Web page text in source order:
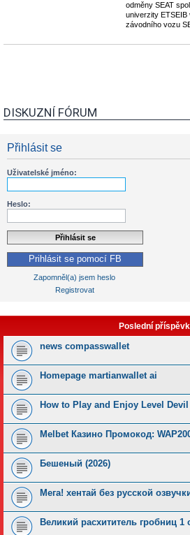
odměny SEAT
univerzity
závodního vozu
DISKUZNÍ FÓRUM
Přihlásit se
Uživatelské jméno:
Heslo:
Prihlásit se pomocí FB
Zapomněl(a) jsem heslo
Registrovat
Poslední
news compasswallet
Homepage martianwallet ai
How to Play and Enjoy Level Devil
Melbet Казино Промокод:
Бешеный (2026)
Мега! хентай без русской
Великий расхититель гробниц 1